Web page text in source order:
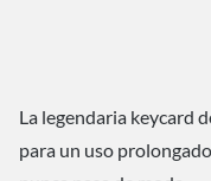
La legendaria keycard
para un uso